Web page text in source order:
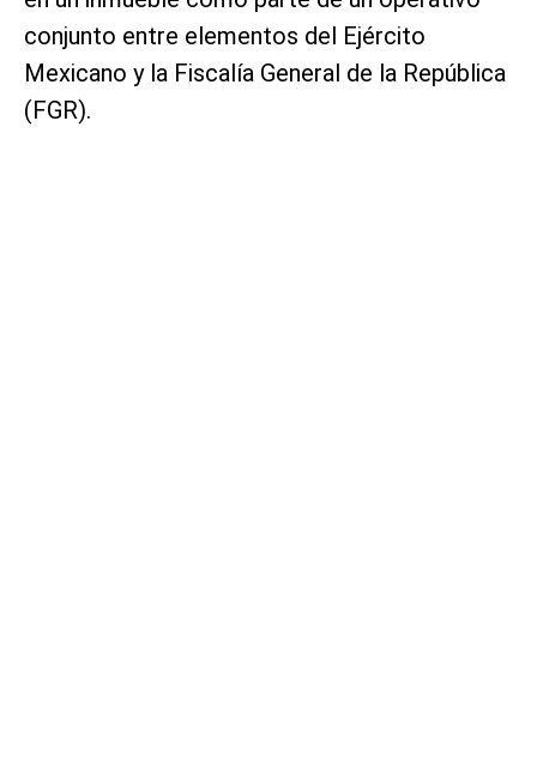
conjunto entre elementos del Ejército
Mexicano y la Fiscalía General de la República
(FGR).